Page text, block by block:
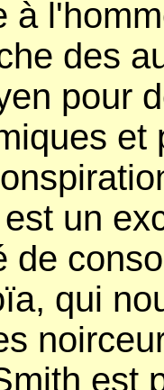
à
des
pour
et
un
de
qui
est